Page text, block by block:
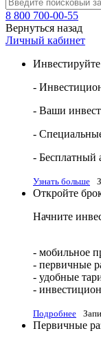
8 800 700-00-55
Вернуться назад
Личный кабинет
-
- Ваши
-
- Бесплатный
Узнать больше
Откройте
Начните
- мобильное
- первичные
- удобные
-
Подробнее
Первичные